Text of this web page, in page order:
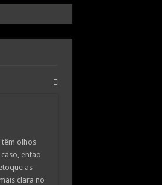
têm olhos
então
as
clara no